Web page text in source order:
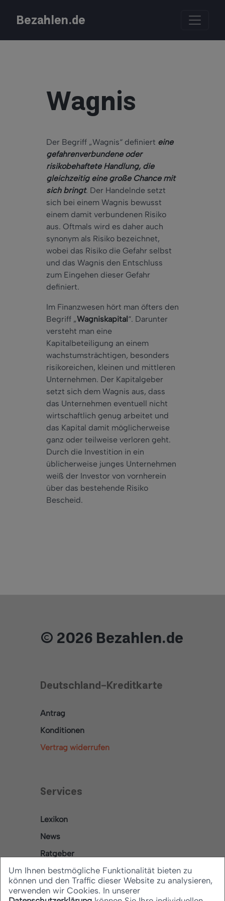
Bezahlen.de
Wagnis
Der Begriff „Wagnis“ definiert eine
gefahrenverbundene oder
risikobehaftete Handlung, die
gleichzeitig eine große Chance mit
sich bringt. Der Handelnde setzt
sich bei einem Wagnis bewusst
einem damit verbundenen Risiko
aus. Oftmals wird es daher auch
synonym als Risiko bezeichnet,
wobei das Risiko die Gefahr selbst
und das Wagnis den Entschluss
zum Eingehen dieser Gefahr
definiert.
Im Finanzwesen hört man öfters den
Begriff „Wagniskapital “. Darunter
versteht man eine
Kapitalbeteiligung an einem
wachstumsträchtigen, besonders
risikoreichen, kleinen und mittleren
Unternehmen. Der Kapitalgeber
setzt sich dem Wagnis aus, dass
das Unternehmen eventuell nicht
wirtschaftlich genug arbeitet und
das Kapital damit möglicherweise
ganz oder teilweise verloren geht.
Durch die Investition in ein
üblicherweise junges Unternehmen
weiß der Investor von vornherein
über das bestehende Risiko
Bescheid.
© 2026 Bezahlen.de
Deutschland-Kreditkarte
Antrag
Konditionen
Vertrag widerrufen
Services
Lexikon
News
Ratgeber
Um Ihnen bestmögliche Funktionalität bieten zu
können und den Traffic dieser Website zu analysieren,
verwenden wir Cookies. In unserer